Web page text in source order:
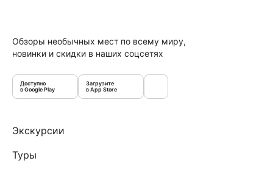
Обзоры необычных мест по всему миру,
новинки и скидки в наших соцсетях
Доступно
в Google Play
Загрузите
в App Store
Экскурсии
Туры